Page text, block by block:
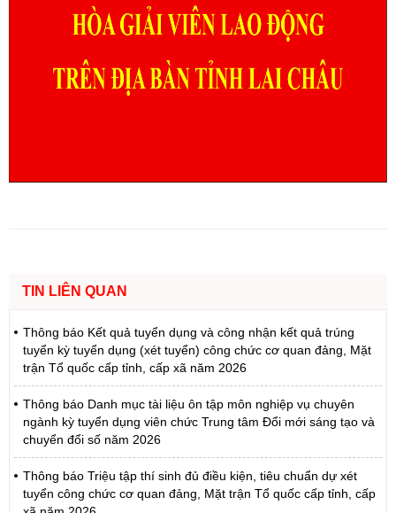
TIN LIÊN QUAN
Thông báo Kết quả tuyển dụng và công nhận kết quả trúng
tuyển kỳ tuyển dụng (xét tuyển) công chức cơ quan đảng, Mặt
trận Tổ quốc cấp tỉnh, cấp xã năm 2026
Thông báo Danh mục tài liệu ôn tập môn nghiệp vụ chuyên
ngành kỳ tuyển dụng viên chức Trung tâm Đổi mới sáng tạo và
chuyển đổi số năm 2026
Thông báo Triệu tập thí sinh đủ điều kiện, tiêu chuẩn dự xét
tuyển công chức cơ quan đảng, Mặt trận Tổ quốc cấp tỉnh, cấp